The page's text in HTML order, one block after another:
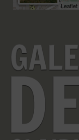
Leaflet